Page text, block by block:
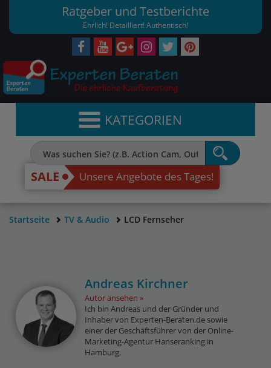
Ratgeber und Testberichte
Ehrlich! Detailliert! Authentisch!
KATEGORIEN
SALE Unsere Angebote des Tages!
Startseite TV & Audio LCD Fernseher
Andreas Kirchner
Autor ansehen
Ich bin Andreas und der Gründer und
Inhaber von Experten-Beraten.de sowie
einer der Geschäftsführer von der Online-
Marketing-Agentur Hanseranking in
Hamburg.